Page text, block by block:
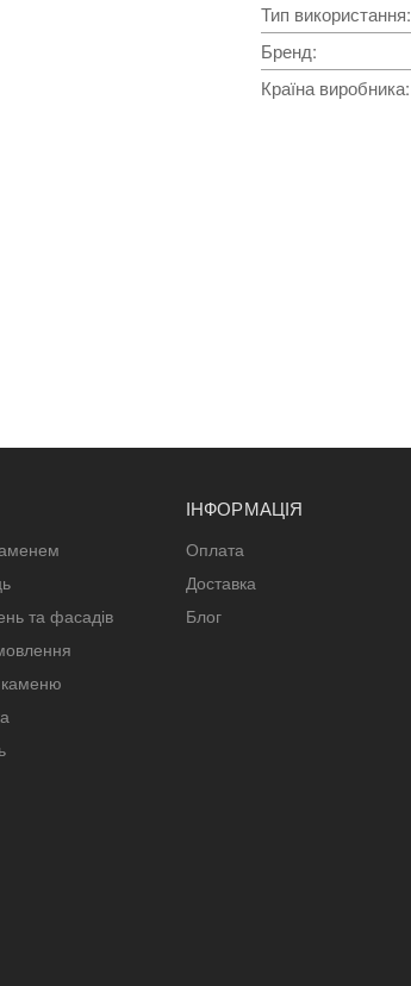
Тип використання:
Бренд:
Країна виробника:
та фасадів
каменю
ІНФОРМАЦІЯ
Оплата
Доставка
Блог